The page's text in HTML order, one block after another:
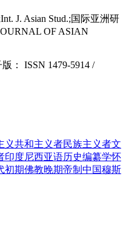
J. Asian Stud.;国际亚洲研
OF ASIAN
： ISSN 1479-5914 /
义共和主义者民族主义者文
印度尼西亚语历史编纂学怀
初期佛教晚期帝制中国穆斯